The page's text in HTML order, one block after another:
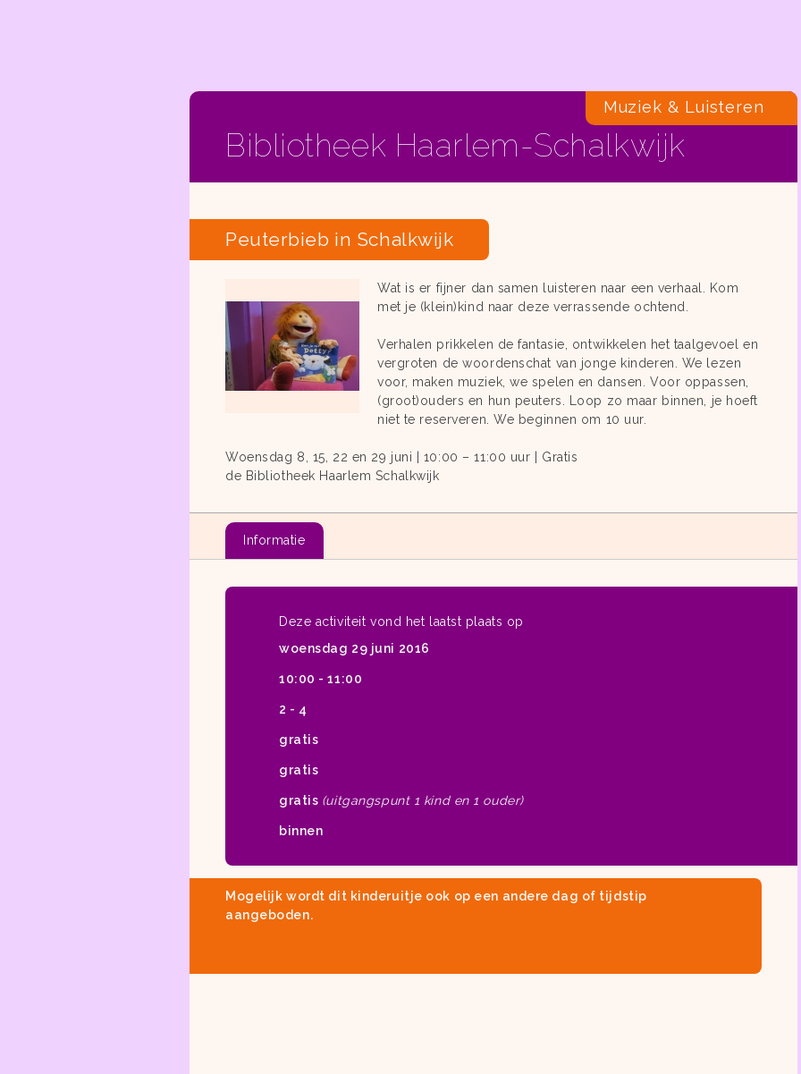
Bibliotheek Haarlem-Schalkwijk
Muziek & Luisteren
Peuterbieb in Schalkwijk
Wat is er fijner dan samen luisteren naar een verhaal. Kom
met je (klein)kind naar deze verrassende ochtend.
Verhalen prikkelen de fantasie, ontwikkelen het taalgevoel en
vergroten de woordenschat van jonge kinderen. We lezen
voor, maken muziek, we spelen en dansen. Voor oppassen,
(groot)ouders en hun peuters. Loop zo maar binnen, je hoeft
niet te reserveren. We beginnen om 10 uur.
Woensdag 8, 15, 22 en 29 juni | 10:00 – 11:00 uur | Gratis
de Bibliotheek Haarlem Schalkwijk
Informatie
Deze activiteit vond het laatst plaats op
woensdag 29 juni 2016
10:00 - 11:00
2 - 4
gratis
gratis
gratis (uitgangspunt 1 kind en 1 ouder)
binnen
Mogelijk wordt dit kinderuitje ook op een andere dag of tijdstip
aangeboden.